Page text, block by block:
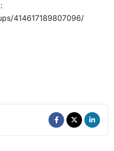
414617189807096/